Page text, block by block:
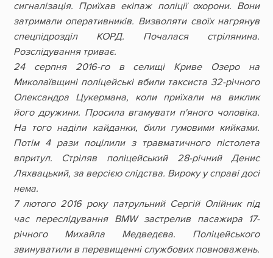
сигналізація. Приїхав екіпаж поліції охорони. Вони
затримали оперативників. Визволяти своїх нагрянув
спецпідрозділ КОРД. Почалася стрілянина.
Розслідування триває.
24 серпня 2016-го в селищі Криве Озеро на
Миколаївщині поліцейські вбили таксиста 32-річного
Олександра Цукермана, коли приїхали на виклик
його дружини. Просила вгамувати п'яного чоловіка.
На того наділи кайданки, били гумовими кийками.
Потім 4 рази поцілили з травматичного пістолета
впритул. Стріляв поліцейський 28-річний Денис
Ляхвацький, за версією слідства. Вироку у справі досі
нема.
7 лютого 2016 року патрульний Сергій Олійник під
час переслідування BMW застрелив пасажира 17-
річного Михайла Медведєва. Поліцейського
звинуватили в перевищенні службових повноважень.